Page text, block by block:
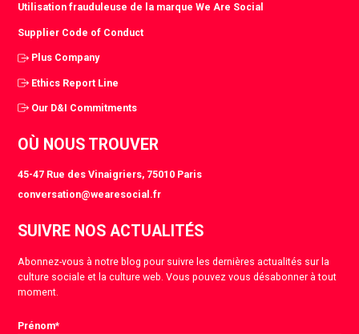
Utilisation frauduleuse de la marque We Are Social
Supplier Code of Conduct
Plus Company
Ethics Report Line
Our D&I Commitments
OÙ NOUS TROUVER
45-47 Rue des Vinaigriers, 75010 Paris
conversation@wearesocial.fr
SUIVRE NOS ACTUALITÉS
Abonnez-vous à notre blog pour suivre les dernières actualités sur la
culture sociale et la culture web. Vous pouvez vous désabonner à tout
moment.
Prénom*